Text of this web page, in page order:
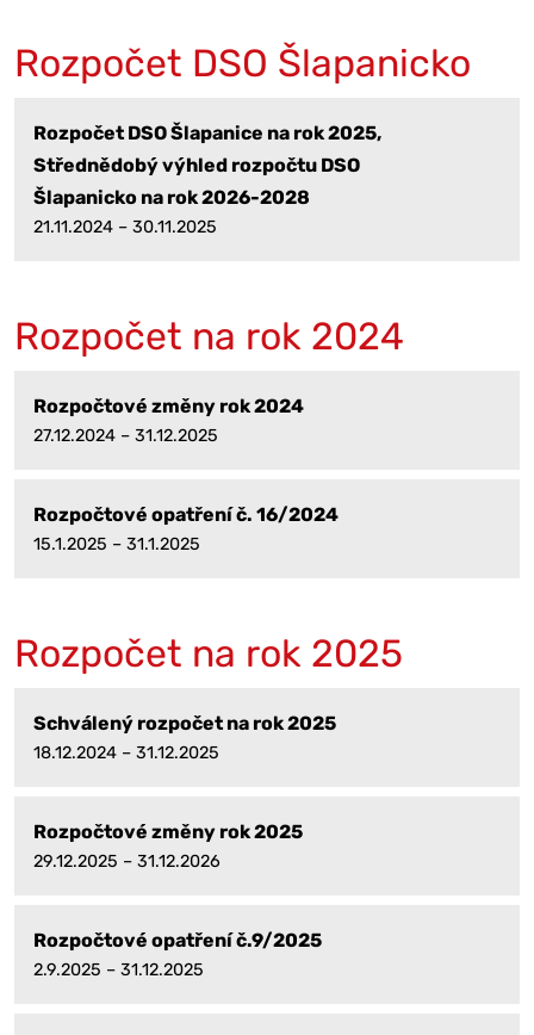
Rozpočet DSO Šlapanicko
Rozpočet DSO Šlapanice na rok 2025,
Střednědobý výhled rozpočtu DSO
Šlapanicko na rok 2026-2028
21.11.2024 – 30.11.2025
Rozpočet na rok 2024
Rozpočtové změny rok 2024
27.12.2024 – 31.12.2025
Rozpočtové opatření č. 16/2024
15.1.2025 – 31.1.2025
Rozpočet na rok 2025
Schválený rozpočet na rok 2025
18.12.2024 – 31.12.2025
Rozpočtové změny rok 2025
29.12.2025 – 31.12.2026
Rozpočtové opatření č.9/2025
2.9.2025 – 31.12.2025